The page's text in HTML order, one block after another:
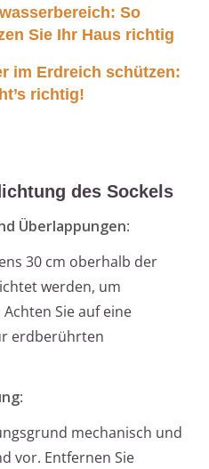
So
Sie Ihr Haus richtig
im Erdreich schützen:
richtig!
des Sockels
Überlappungen:
30 cm oberhalb der
werden, um
Sie auf eine
erdberührten
:
mechanisch und
vor. Entfernen Sie